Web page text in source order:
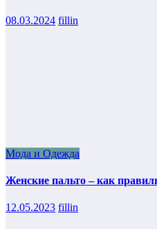
08.03.2024 fillin
Мода и Одежда
Женские пальто – как
12.05.2023 fillin